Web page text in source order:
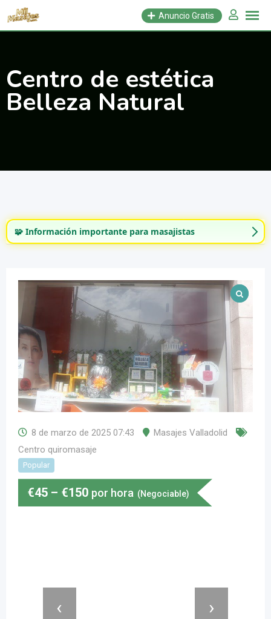
Saltar
Anuncio Gratis
Centro de estética
Belleza Natural
🧩 Información importante para masajistas
8 de marzo de 2025 07:43
Masajes Valladolid
Centro quiromasaje
Popular
€45 – €150 por hora (Negociable)
‹ ›